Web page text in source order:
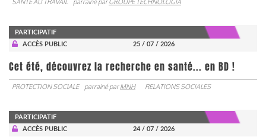
SANTÉ AU TRAVAIL
parrainé parGROUPE TECHNOLOGIA
PARTICIPATIF
ACCÈS PUBLIC
25 / 07 / 2026
Cet été, découvrez la recherche en santé... en BD !
PROTECTION SOCIALE parrainé parMNH RELATIONS SOCIALES
PARTICIPATIF
ACCÈS PUBLIC
24 / 07 / 2026